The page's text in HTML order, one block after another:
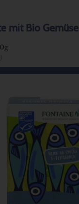
mit Bio Gemüse